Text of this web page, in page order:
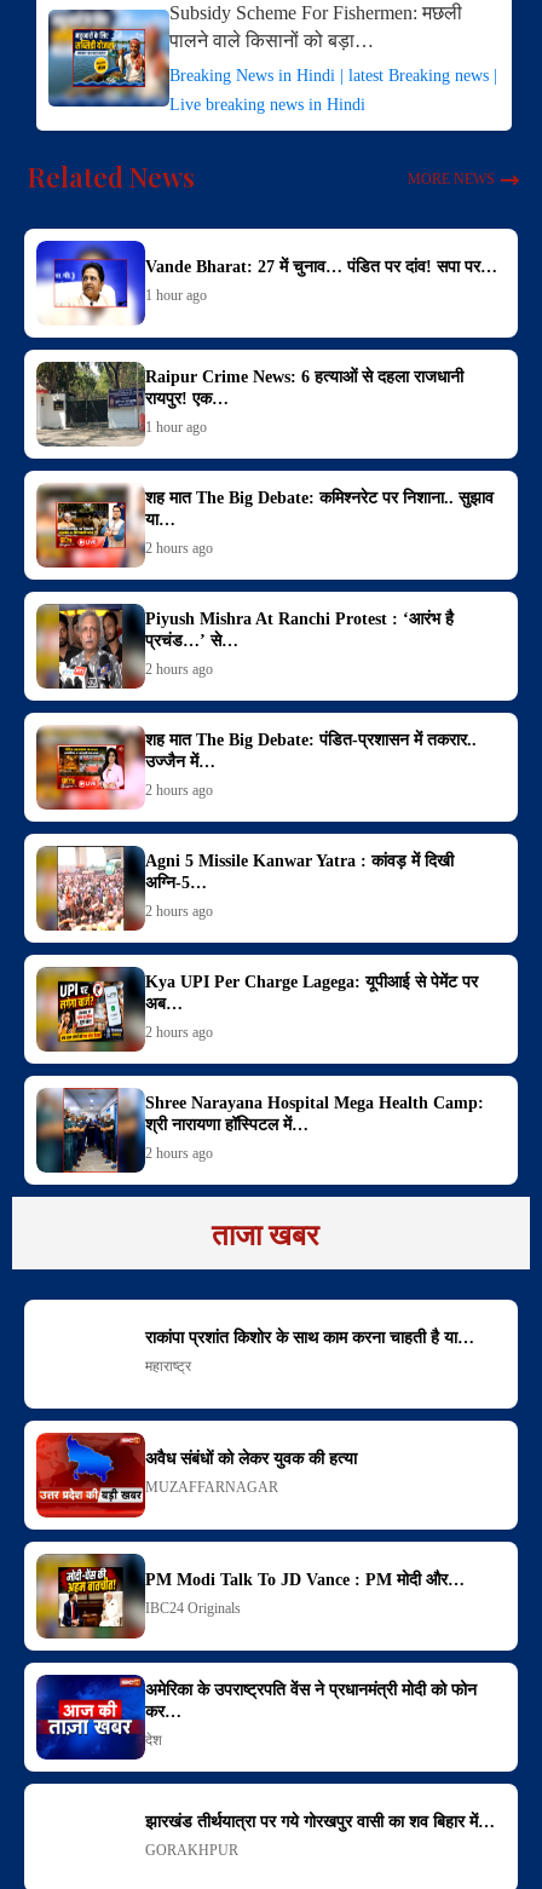
Subsidy Scheme For Fishermen: मछली
पालने वाले किसानों को बड़ा…
Breaking News in Hindi | latest Breaking news |
Live breaking news in Hindi
Related News MORE NEWS
Vande Bharat: 27 में चुनाव… पंडित पर दांव! सपा पर…
1 hour ago
Raipur Crime News: 6 हत्याओं से दहला राजधानी
रायपुर! एक…
1 hour ago
शह मात The Big Debate: कमिश्नरेट पर निशाना.. सुझाव
या…
2 hours ago
Piyush Mishra At Ranchi Protest : ‘आरंभ है
प्रचंड…’ से…
2 hours ago
शह मात The Big Debate: पंडित-प्रशासन में तकरार..
उज्जैन में…
2 hours ago
Agni 5 Missile Kanwar Yatra : कांवड़ में दिखी
अग्नि-5…
2 hours ago
Kya UPI Per Charge Lagega: यूपीआई से पेमेंट पर
अब…
2 hours ago
Shree Narayana Hospital Mega Health Camp:
श्री नारायणा हॉस्पिटल में…
2 hours ago
ताजा खबर
राकांपा प्रशांत किशोर के साथ काम करना चाहती है या…
महाराष्ट्र
अवैध संबंधों को लेकर युवक की हत्या
MUZAFFARNAGAR
PM Modi Talk To JD Vance : PM मोदी और…
IBC24 Originals
अमेरिका के उपराष्ट्रपति वेंस ने प्रधानमंत्री मोदी को फोन
कर…
देश
झारखंड तीर्थयात्रा पर गये गोरखपुर वासी का शव बिहार में…
GORAKHPUR